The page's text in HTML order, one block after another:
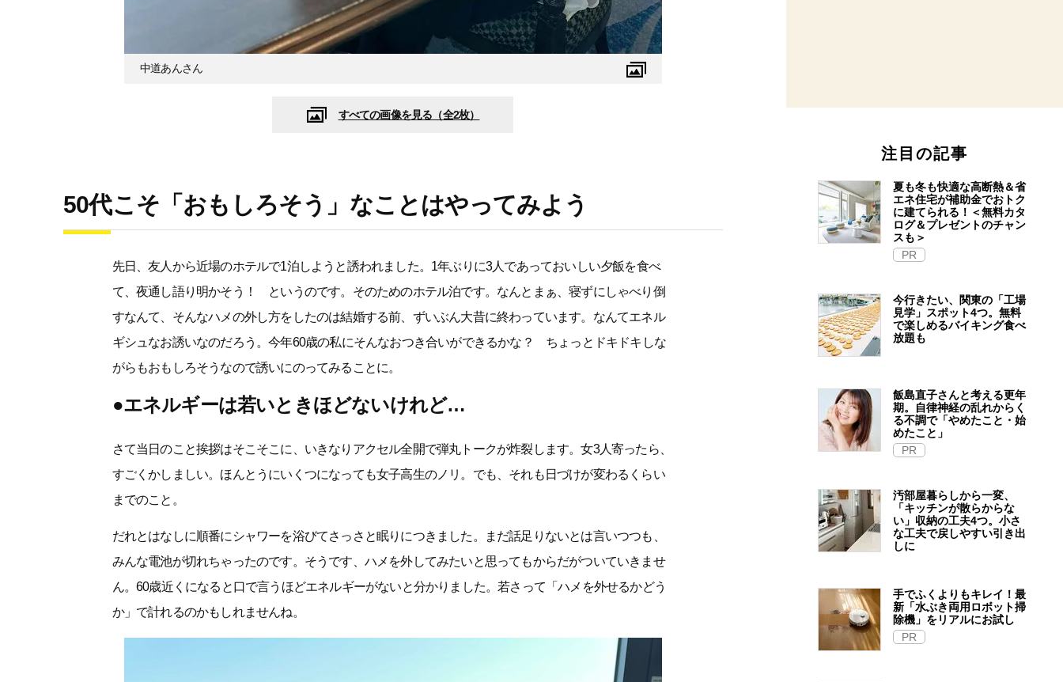
中道あんさん
すべての画像を見る（全2枚）
50代こそ「おもしろそう」なことはやってみよう
先日、友人から近場のホテルで1泊しようと誘われました。1年ぶりに3人であっておいしい夕飯を食べ
て、夜通し語り明かそう！ というのです。そのためのホテル泊です。なんとまぁ、寝ずにしゃべり倒
すなんて、そんなハメの外し方をしたのは結婚する前、ずいぶん大昔に終わっています。なんてエネル
ギシュなお誘いなのだろう。今年60歳の私にそんなおつき合いができるかな？ ちょっとドキドキしな
がらもおもしろそうなので誘いにのってみることに。
●エネルギーは若いときほどないけれど…
さて当日のこと挨拶はそこそこに、いきなりアクセル全開で弾丸トークが炸裂します。女3人寄ったら、
すごくかしましい。ほんとうにいくつになっても女子高生のノリ。でも、それも日づけが変わるくらい
までのこと。
だれとはなしに順番にシャワーを浴びてさっさと眠りにつきました。まだ話足りないとは言いつつも、
みんな電池が切れちゃったのです。そうです、ハメを外してみたいと思ってもからだがついていきませ
ん。60歳近くになると口で言うほどエネルギーがないと分かりました。若さって「ハメを外せるかどう
か」で計れるのかもしれませんね。
注目の記事
夏も冬も快適な高断熱＆省
エネ住宅が補助金でおトク
に建てられる！＜無料カタ
ログ＆プレゼントのチャン
スも＞
PR
今行きたい、関東の「工場
見学」スポット4つ。無料
で楽しめるバイキング食べ
放題も
飯島直子さんと考える更年
期。自律神経の乱れからく
る不調で「やめたこと・始
めたこと」
PR
汚部屋暮らしから一変、
「キッチンが散らからな
い」収納の工夫4つ。小さ
な工夫で戻しやすい引き出
しに
手でふくよりもキレイ！最
新「水ぶき両用ロボット掃
除機」をリアルにお試し
PR